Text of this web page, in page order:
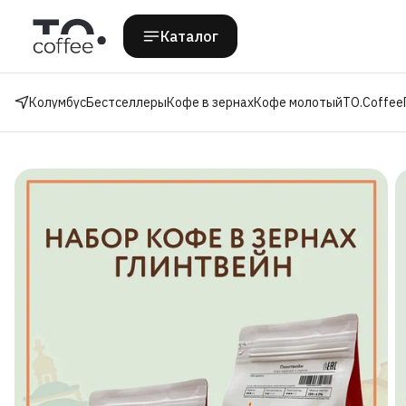
Каталог
КолумбусБестселлерыКофе в зернахКофе молотыйTO.Coffee